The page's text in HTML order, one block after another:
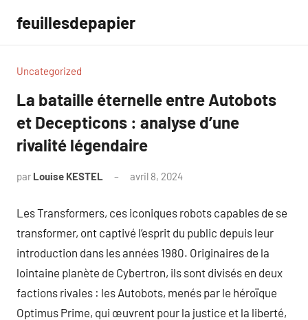
contenu
feuillesdepapier
Uncategorized
La bataille éternelle entre Autobots
et Decepticons : analyse d’une
rivalité légendaire
par Louise KESTEL avril 8, 2024
Les Transformers, ces iconiques robots capables de se
transformer, ont captivé l’esprit du public depuis leur
introduction dans les années 1980. Originaires de la
lointaine planète de Cybertron, ils sont divisés en deux
factions rivales : les Autobots, menés par le héroïque
Optimus Prime, qui œuvrent pour la justice et la liberté,